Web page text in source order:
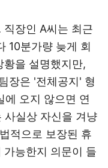
장인 A씨는 최근
10분가량 늦게 회
황을 설명했지만,
장은 '전체공지' 형
에 오지 않으면 연
사실상 자신을 겨냥
적으로 보장된 휴
능한지 의문이 들